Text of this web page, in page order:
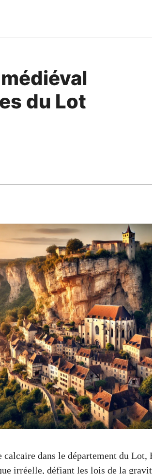
du Lot
calcaire dans le département du Lot,
irréelle, défiant les lois de la